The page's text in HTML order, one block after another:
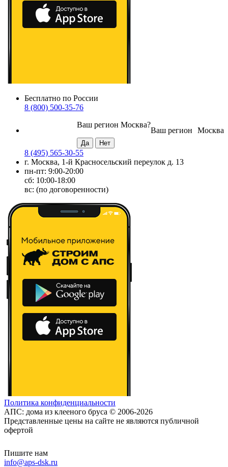
Бесплатно по России
8 (800) 500-35-76
Москва
Ваш регион
Ваш регион Москва?
8 (495) 565-30-55
г. Москва, 1-й Красносельский переулок д. 13
пн-пт: 9:00-20:00
сб: 10:00-18:00
вс: (по договоренности)
Политика конфиденциальности
АПС: дома из клееного бруса © 2006-2026
Представленные цены на сайте не являются публичной
офертой
Пишите нам
info@aps-dsk.ru